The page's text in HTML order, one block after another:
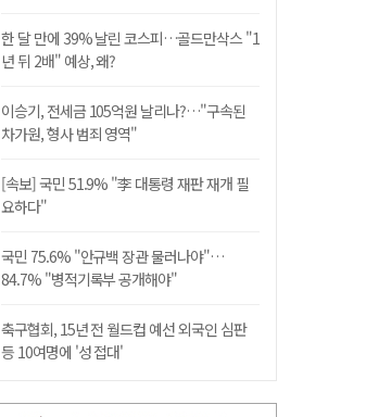
한 달 만에 39% 날린 코스피…골드만삭스 "1
년 뒤 2배" 예상, 왜?
이승기, 전세금 105억원 날리나?…"구속된
차가원, 형사 범죄 영역"
[속보] 국민 51.9% "李 대통령 재판 재개 필
요하다"
국민 75.6% "안규백 장관 물러나야"…
84.7% "병적기록부 공개해야"
축구협회, 15년 전 월드컵 예선 외국인 심판
등 10여명에 '성 접대'